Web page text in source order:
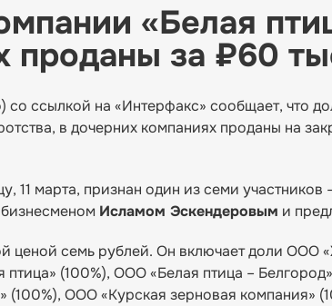
«Белая
проданы за ₽60
ссылкой на «Интерфакс» сообщает, что
в дочерних компаниях проданы на
11 марта, признан один из семи участников
Исламом Эскендеровым и
ценой семь рублей. Он включает доли ООО
(100%), ООО «Белая птица –
(100%), ООО «Курская зерновая компания»